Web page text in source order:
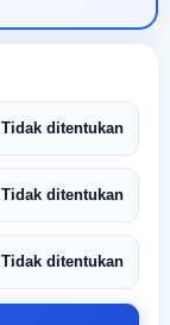
Tidak ditentukan
Tidak ditentukan
Tidak ditentukan